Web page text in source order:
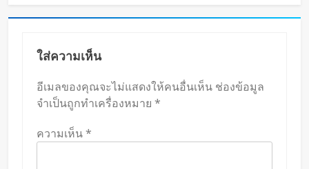
ใส่ความเห็น
อีเมลของคุณจะไม่แสดงให้คนอื่นเห็น ช่องข้อมูล
จำเป็นถูกทำเครื่องหมาย *
ความเห็น*